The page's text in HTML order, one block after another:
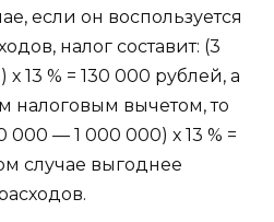
если он воспользуется
налог составит: (3
13 % = 130 000 рублей, а
налоговым вычетом, то
000 — 1 000 000) х 13 % =
случае выгоднее